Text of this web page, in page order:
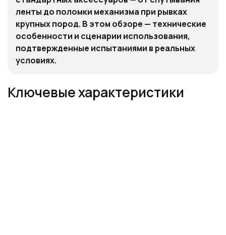
ленты до поломки механизма при рывках
крупных пород. В этом обзоре — технические
особенности и сценарии использования,
подтвержденные испытаниями в реальных
условиях.
Ключевые характеристики